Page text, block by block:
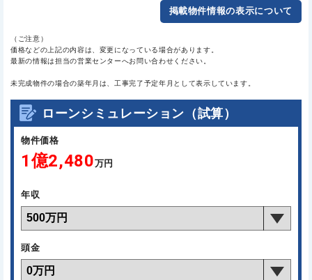
掲載物件情報の表示について
（ご注意）
価格などの上記の内容は、変更になっている場合があります。
最新の情報は担当の営業センターへお問い合わせください。
未完成物件の場合の築年月は、工事完了予定年月として表示しています。
ローンシミュレーション（試算）
物件価格
1億2,480万円
年収
頭金